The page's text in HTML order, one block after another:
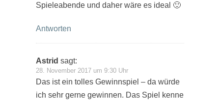
Spieleabende und daher wäre es ideal 🙂
Antworten
Astrid sagt:
28. November 2017 um 9:30 Uhr
Das ist ein tolles Gewinnspiel – da würde
ich sehr gerne gewinnen. Das Spiel kenne